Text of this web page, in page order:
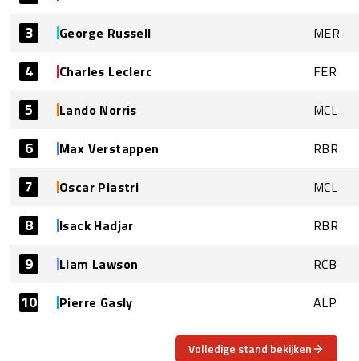
3 George Russell MER
4 Charles Leclerc FER
5 Lando Norris MCL
6 Max Verstappen RBR
7 Oscar Piastri MCL
8 Isack Hadjar RBR
9 Liam Lawson RCB
10 Pierre Gasly ALP
Volledige stand bekijken